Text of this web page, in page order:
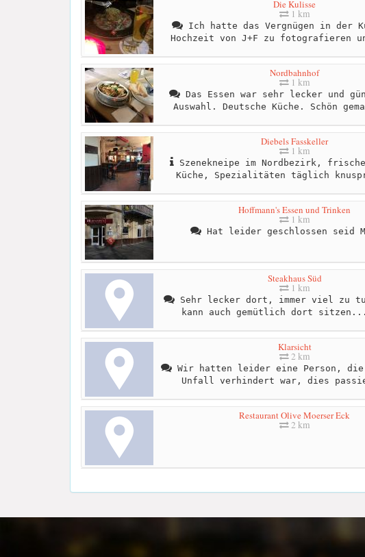
Die Kulisse
1 km
Ich hatte das Vergnügen in der
Hochzeit von J+F zu fotografieren
Nordbahnhof
1 km
Das Essen war sehr lecker und
Auswahl. Deutsche Küche. Schön
Diebels Fasskeller
1 km
Szenekneipe im Nordbezirk,
Küche, Spezialitäten täglich
Hoffmann's Essen und Trinken
1 km
Hat leider geschlossen seid
Steakhaus Süd
1 km
Sehr lecker dort, immer viel zu
kann auch gemütlich dort
Klarsicht
2 km
Wir hatten leider eine Person, die
Unfall verhindert war, dies
Restaurant Olive Moerser Eck
2 km